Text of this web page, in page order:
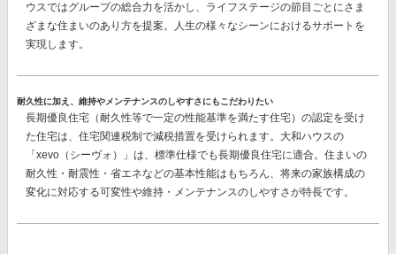
ウスではグループの総合力を活かし、ライフステージの節目ごとにさま
ざまな住まいのあり方を提案。人生の様々なシーンにおけるサポートを
実現します。
耐久性に加え、維持やメンテナンスのしやすさにもこだわりたい
長期優良住宅（耐久性等で一定の性能基準を満たす住宅）の認定を受け
た住宅は、住宅関連税制で減税措置を受けられます。大和ハウスの
「xevo（シーヴォ）」は、標準仕様でも長期優良住宅に適合。住まいの
耐久性・耐震性・省エネなどの基本性能はもちろん、将来の家族構成の
変化に対応する可変性や維持・メンテナンスのしやすさが特長です。